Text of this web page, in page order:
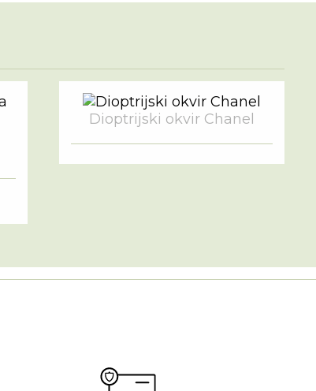
Dioptrijski okvir Chanel